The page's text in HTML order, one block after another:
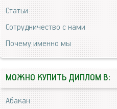
Статьи
Сотрудничество с нами
Почему именно мы
МОЖНО КУПИТЬ ДИПЛОМ В:
Абакан